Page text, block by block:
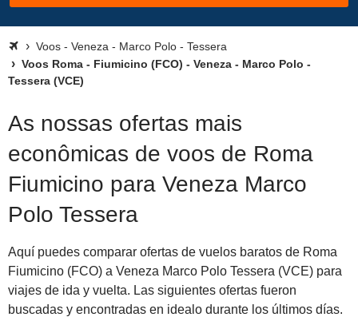
Voos - Veneza - Marco Polo - Tessera
Voos Roma - Fiumicino (FCO) - Veneza - Marco Polo -
Tessera (VCE)
As nossas ofertas mais
econômicas de voos de Roma
Fiumicino para Veneza Marco
Polo Tessera
Aquí puedes comparar ofertas de vuelos baratos de Roma
Fiumicino (FCO) a Veneza Marco Polo Tessera (VCE) para
viajes de ida y vuelta. Las siguientes ofertas fueron
buscadas y encontradas en idealo durante los últimos días.